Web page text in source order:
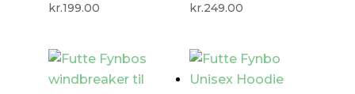
kr.199.00 kr.249.00